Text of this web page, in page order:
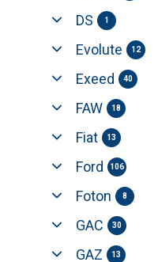
DS 1
Evolute 12
Exeed 40
FAW 18
Fiat 13
Ford 106
Foton 8
GAC 30
GAZ 13